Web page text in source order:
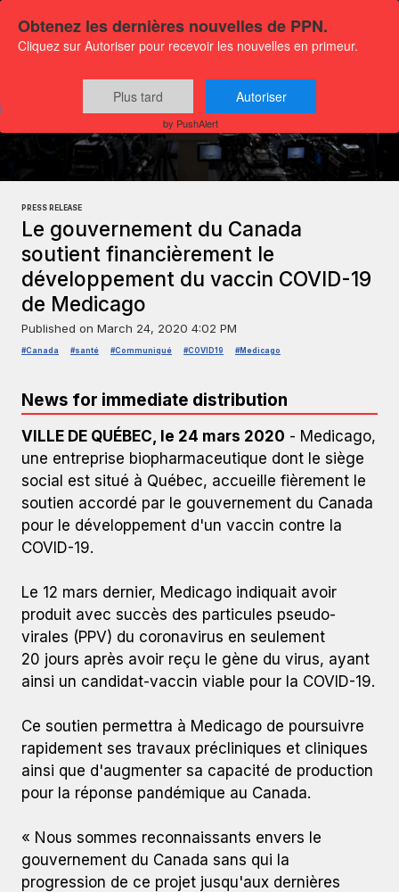
Press releases
General news
PRESS RELEASE
Le gouvernement du Canada
soutient financièrement le
développement du vaccin COVID-19
de Medicago
Published on March 24, 2020 4:02 PM
#Canada #santé #Communiqué #COVID19 #Medicago
L'entreprise biopharmaceutique de Québec initie les essais
News for immediate distribution
VILLE DE QUÉBEC, le 24 mars 2020 - Medicago,
une entreprise biopharmaceutique dont le siège
social est situé à Québec, accueille fièrement le
soutien accordé par le gouvernement du Canada
pour le développement d'un vaccin contre la
COVID-19.
Le 12 mars dernier, Medicago indiquait avoir
produit avec succès des particules pseudo-
virales (PPV) du coronavirus en seulement
20 jours après avoir reçu le gène du virus, ayant
ainsi un candidat-vaccin viable pour la COVID-19.
Ce soutien permettra à Medicago de poursuivre
rapidement ses travaux précliniques et cliniques
ainsi que d'augmenter sa capacité de production
pour la réponse pandémique au Canada.
« Nous sommes reconnaissants envers le
gouvernement du Canada sans qui la
progression de ce projet jusqu'aux dernières
Obtenez les dernières nouvelles de PPN.
Cliquez sur Autoriser pour recevoir les nouvelles en primeur.
Plus tard Autoriser
by PushAlert